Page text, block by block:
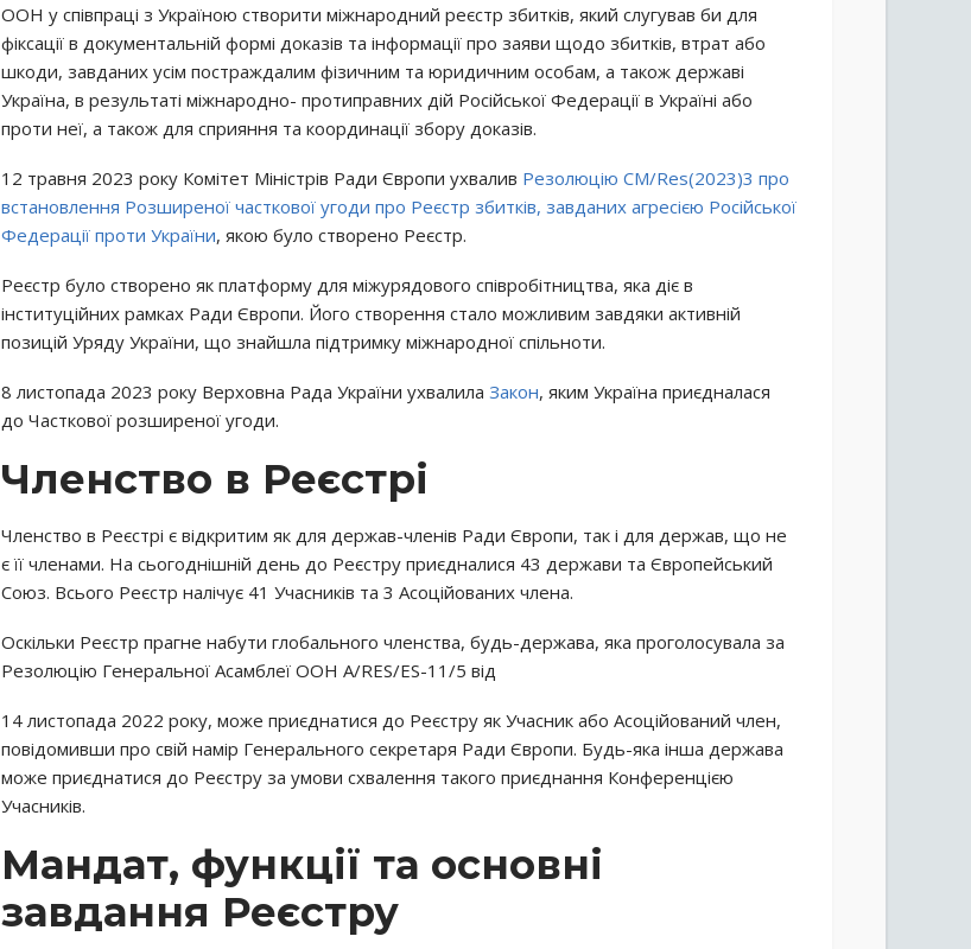
ООН у співпраці з Україною створити міжнародний реєстр збитків, який слугував би для
фіксації в документальній формі доказів та інформації про заяви щодо збитків, втрат або
шкоди, завданих усім постраждалим фізичним та юридичним особам, а також державі
Україна, в результаті міжнародно- протиправних дій Російської Федерації в Україні або
проти неї, а також для сприяння та координації збору доказів.
12 травня 2023 року Комітет Міністрів Ради Європи ухвалив Резолюцію CM/Res(2023)3 про
встановлення Розширеної часткової угоди про Реєстр збитків, завданих агресією Російської
Федерації проти України, якою було створено Реєстр.
Реєстр було створено як платформу для міжурядового співробітництва, яка діє в
інституційних рамках Ради Європи. Його створення стало можливим завдяки активній
позицій Уряду України, що знайшла підтримку міжнародної спільноти.
8 листопада 2023 року Верховна Рада України ухвалила Закон, яким Україна приєдналася
до Часткової розширеної угоди.
Членство в Реєстрі
Членство в Реєстрі є відкритим як для держав-членів Ради Європи, так і для держав, що не
є її членами. На сьогоднішній день до Реєстру приєдналися 43 держави та Європейський
Союз. Всього Реєстр налічує 41 Учасників та 3 Асоційованих члена.
Оскільки Реєстр прагне набути глобального членства, будь-держава, яка проголосувала за
Резолюцію Генеральної Асамблеї ООН A/RES/ES-11/5 від
14 листопада 2022 року, може приєднатися до Реєстру як Учасник або Асоційований член,
повідомивши про свій намір Генерального секретаря Ради Європи. Будь-яка інша держава
може приєднатися до Реєстру за умови схвалення такого приєднання Конференцією
Учасників.
Мандат, функції та основні
завдання Реєстру